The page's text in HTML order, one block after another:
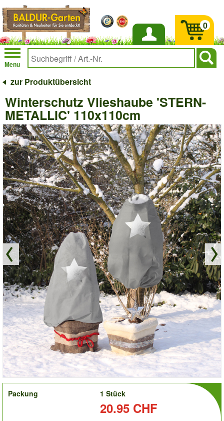
Anmelden
Menu
0
zur Produktübersicht
Winterschutz Vlieshaube 'STERN-
METALLIC' 110x110cm
order
Packung
1 Stück
20.95 CHF